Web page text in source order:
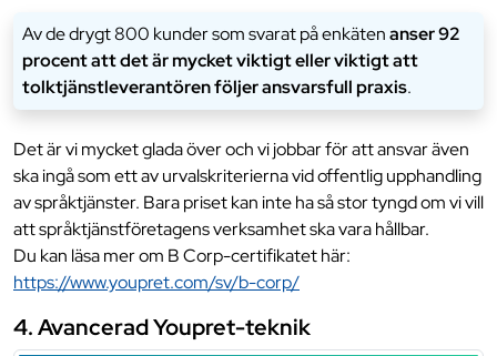
Av de drygt 800 kunder som svarat på enkätenanser 92
procent att det är mycket viktigt eller viktigt att
tolktjänstleverantören följer ansvarsfull praxis.
Det är vi mycket glada över och vi jobbar för att ansvar även
ska ingå som ett av urvalskriterierna vid offentlig upphandling
av språktjänster. Bara priset kan inte ha så stor tyngd om vi vill
att språktjänstföretagens verksamhet ska vara hållbar.
Du kan läsa mer om B Corp-certifikatet här:
https://www.youpret.com/sv/b-corp/
4. Avancerad Youpret-teknik